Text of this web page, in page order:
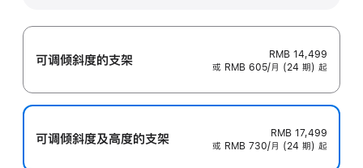
可调倾斜度的支架
RMB 14,499
或 RMB 605/月 (24 期) 起
可调倾斜度及高‍度的支‍架
RMB 17,499
或 RMB 730/月 (24 期) 起